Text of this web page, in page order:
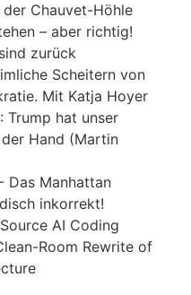
Chauvet-Höhle
– aber richtig!
zurück
Scheitern von
Mit Katja Hoyer
Trump hat unser
Hand (Martin
Das Manhattan
inkorrekt!
AI Coding
Room Rewrite of